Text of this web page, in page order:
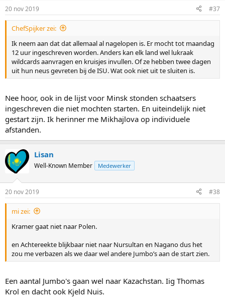
20 nov 2019 #37
ChefSpijker zei:
Ik neem aan dat dat allemaal al nagelopen is. Er mocht tot maandag
12 uur ingeschreven worden. Anders kan elk land wel lukraak
wildcards aanvragen en kruisjes invullen. Of ze hebben twee dagen
uit hun neus gevreten bij de ISU. Wat ook niet uit te sluiten is.
Nee hoor, ook in de lijst voor Minsk stonden schaatsers
ingeschreven die niet mochten starten. En uiteindelijk niet
gestart zijn. Ik herinner me Mikhajlova op individuele
afstanden.
Lisan
Well-Known Member Medewerker
20 nov 2019 #38
mi zei:
Kramer gaat niet naar Polen.
en Achtereekte blijkbaar niet naar Nursultan en Nagano dus het
zou me verbazen als we daar wel andere Jumbo’s aan de start zien.
Een aantal Jumbo's gaan wel naar Kazachstan. Iig Thomas
Krol en dacht ook Kjeld Nuis.